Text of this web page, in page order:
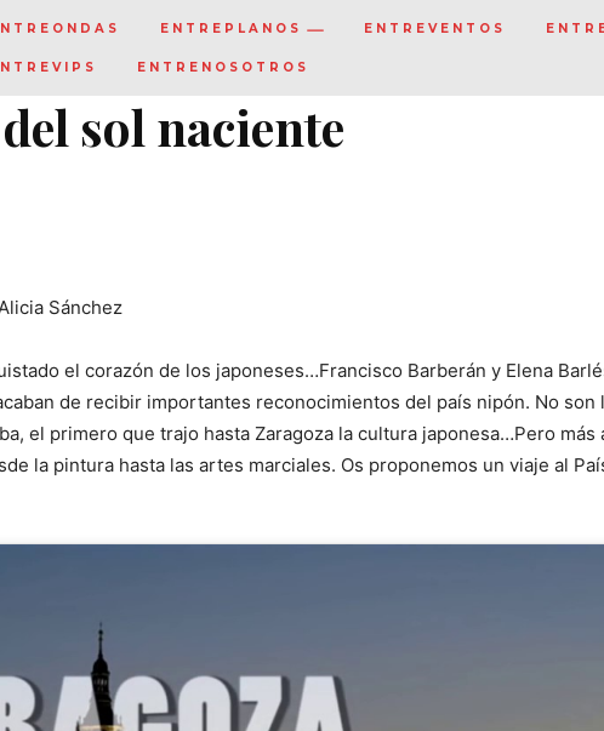
ENTREPLANOS ENTREVENTOS
ENTRENOSOTROS
sol naciente
Sánchez
el corazón de los japoneses…Francisco Barberán y Elena
de recibir importantes reconocimientos del país nipón. No son
el primero que trajo hasta Zaragoza la cultura japonesa…Pero más
la pintura hasta las artes marciales. Os proponemos un viaje al